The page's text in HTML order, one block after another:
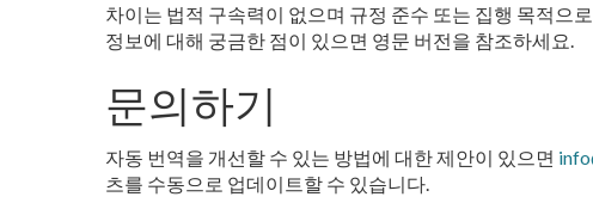
차이는 법적 구속력이 없으며 규정 준수 또는 집행 목적으
정보에 대해 궁금한 점이 있으면 영문 버전을 참조하세요.
문의하기
자동 번역을 개선할 수 있는 방법에 대한 제안이 있으면
츠를 수동으로 업데이트할 수 있습니다.